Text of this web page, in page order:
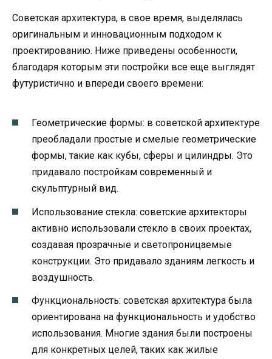
Советская архитектура, в свое время, выделялась
оригинальным и инновационным подходом к
проектированию. Ниже приведены особенности,
благодаря которым эти постройки все еще выглядят
футуристично и впереди своего времени:
Геометрические формы: в советской архитектуре
преобладали простые и смелые геометрические
формы, такие как кубы, сферы и цилиндры. Это
придавало постройкам современный и
скульптурный вид.
Использование стекла: советские архитекторы
активно использовали стекло в своих проектах,
создавая прозрачные и светопроницаемые
конструкции. Это придавало зданиям легкость и
воздушность.
Функциональность: советская архитектура была
ориентирована на функциональность и удобство
использования. Многие здания были построены
для конкретных целей, таких как жилые